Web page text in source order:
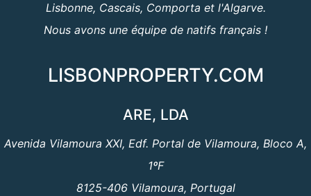
Lisbonne, Cascais, Comporta et l'Algarve.
Nous avons une équipe de natifs français !
LISBONPROPERTY.COM
ARE, LDA
Avenida Vilamoura XXI, Edf. Portal de Vilamoura, Bloco A,
1ºF
8125-406 Vilamoura, Portugal